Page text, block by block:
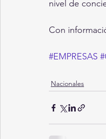
nivel de
Con
#EMPRESAS
Nacionales